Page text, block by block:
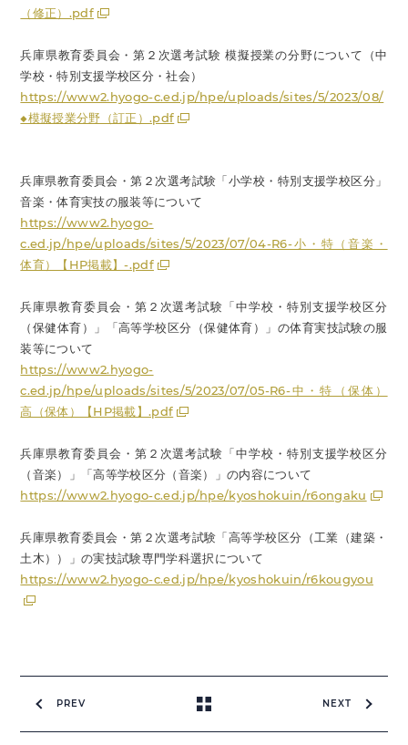
（修正）.pdf
兵庫県教育委員会・第２次選考試験 模擬授業の分野について（中
学校・特別支援学校区分・社会）
https://www2.hyogo-c.ed.jp/hpe/uploads/sites/5/2023/08/
◆模擬授業分野（訂正）.pdf
兵庫県教育委員会・第２次選考試験「小学校・特別支援学校区分」
音楽・体育実技の服装等について
https://www2.hyogo-
c.ed.jp/hpe/uploads/sites/5/2023/07/04-R6-小・特（音楽・
体育）【HP掲載】-.pdf
兵庫県教育委員会・第２次選考試験「中学校・特別支援学校区分
（保健体育）」「高等学校区分（保健体育）」の体育実技試験の服
装等について
https://www2.hyogo-
c.ed.jp/hpe/uploads/sites/5/2023/07/05-R6-中・特（保体）
高（保体）【HP掲載】.pdf
兵庫県教育委員会・第２次選考試験「中学校・特別支援学校区分
（音楽）」「高等学校区分（音楽）」の内容について
https://www2.hyogo-c.ed.jp/hpe/kyoshokuin/r6ongaku
兵庫県教育委員会・第２次選考試験「高等学校区分（工業（建築・
土木））」の実技試験専門学科選択について
https://www2.hyogo-c.ed.jp/hpe/kyoshokuin/r6kougyou
PREV NEXT